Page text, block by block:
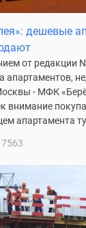
дешевые
от редакции
апартаментов,
- МФК
внимание
апартамента